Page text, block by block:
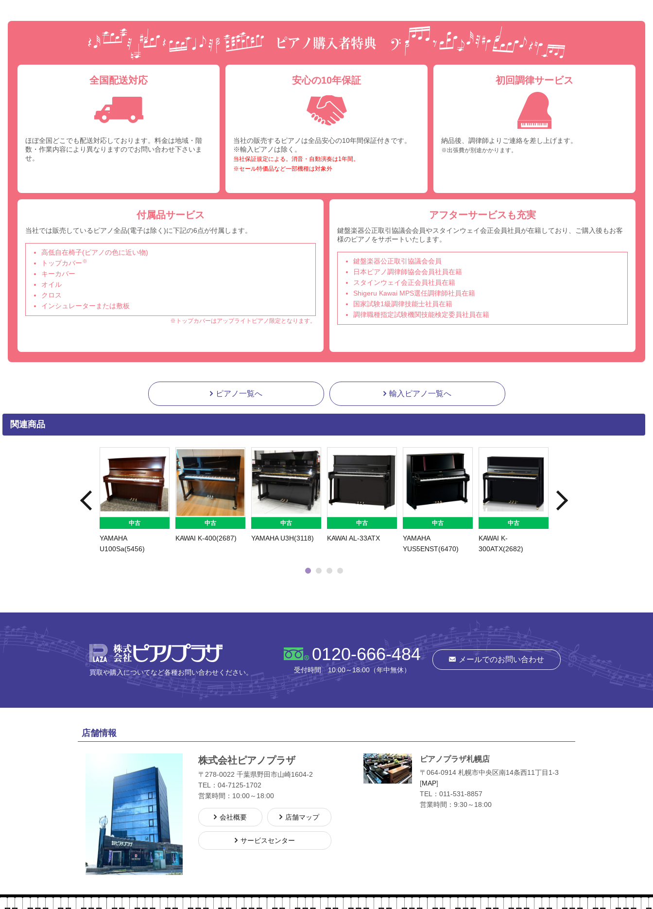
ピ
全国配送対応
ほぼ全国どこでも配送対応しております。料金は地域・階
数・作業内容により異なりますのでお問い合わせ下さいま
せ。
安心の10年保証
当社の販売するピアノは全品安心の10年間保証付きです。
※輸入ピアノは除く。
当社保証規定による。消音・自動演奏は1年間。
※セール特価品など一部機種は対象外
初回調律サービス
納品後、調律師よりご連絡を差し上げます。
※出張費が別途かかります。
付属品サービス
当社では販売しているピアノ全品(電子は除く)に下記の6点が付属します。
高低自在椅子(ピアノの色に近い物)
トップカバー※
キーカバー
オイル
クロス
インシュレーターまたは敷板
※トップカバーはアップライトピアノ限定となります。
アフターサービスも充実
鍵盤楽器公正取引協議会会員やスタインウェイ会正会員社員が在籍しており、ご購入後もお客
様のピアノをサポートいたします。
鍵盤楽器公正取引協議会会員
日本ピアノ調律師協会会員社員在籍
スタインウェイ会正会員社員在籍
Shigeru Kawai MPS選任調律師社員在籍
国家試験1級調律技能士社員在籍
調律職種指定試験機関技能検定委員社員在籍
ピアノ一覧へ 輸入ピアノ一覧へ
関連商品
中古
YAMAHA
U100Sa(5456)
中古
KAWAI K-400(2687)
中古
YAMAHA U3H(3118)
中古
KAWAI AL-33ATX
中古
YAMAHA
YUS5ENST(6470)
中古
KAWAI K-
300ATX(2682)
株式会社ピアノプラザ
買取や購入についてなど各種お問い合わせください。
0120-666-484
受付時間 10:00～18:00（年中無休）
メールでのお問い合わせ
店舗情報
株式会社ピアノプラザ
〒278-0022 千葉県野田市山崎1604-2
TEL： 04-7125-1702
営業時間：10:00～18:00
会社概要 店舗マップ
サービスセンター
ピアノプラザ札幌店
〒064-0914 札幌市中央区南14条西11丁目1-3
[MAP]
TEL： 011-531-8857
営業時間：9:30～18:00